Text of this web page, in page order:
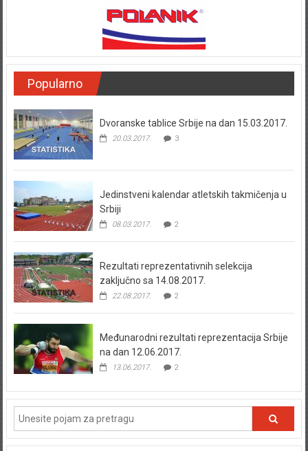
Popularno
Dvoranske tablice Srbije na dan 15.03.2017.
20.03.2017. 3
Jedinstveni kalendar atletskih takmičenja u
Srbiji
08.03.2017. 2
Rezultati reprezentativnih selekcija
zaključno sa 14.08.2017.
22.08.2017. 2
Međunarodni rezultati reprezentacija Srbije
na dan 12.06.2017.
13.06.2017. 2